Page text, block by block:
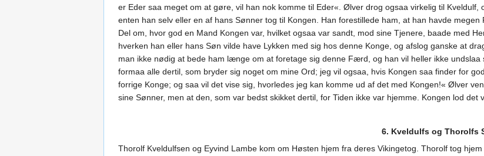
er Eder saa meget om at gøre, vil han nok komme til Eder«. Ølver drog ogsaa virkelig til
enten han selv eller en af hans Sønner tog til Kongen. Han forestillede ham, at han havde
Del om, hvor god en Mand Kongen var, hvilket ogsaa var sandt, mod sine Tjenere, baade med
hverken han eller hans Søn vilde have Lykken med sig hos denne Konge, og afslog ganske at
man ikke nødig at bede ham længe om at foretage sig denne Færd, og han vil heller ikke
formaa alle dertil, som bryder sig noget om mine Ord; jeg vil ogsaa, hvis Kongen saa finder for
forrige Konge; og saa vil det vise sig, hvorledes jeg kan komme ud af det med Kongen!« Ølver
sine Sønner, men at den, som var bedst skikket dertil, for Tiden ikke var hjemme. Kongen lod
6. Kveldulfs og Thorolfs
Thorolf Kveldulfsen og Eyvind Lambe kom om Høsten hjem fra deres Vikingetog. Thorolf tog